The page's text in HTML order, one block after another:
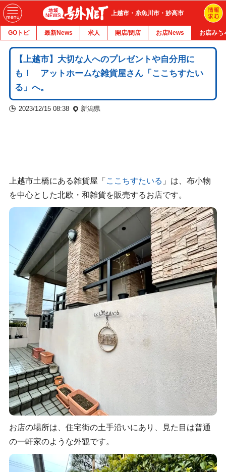
上越市・糸魚川市・妙高市
GOトピ 最新News 求人 開店/閉店 お店News お店みち
【上越市】大切な人へのプレゼントや自分用に
も！ アットホームな雑貨屋さん「ここちすたい
る」へ。
2023/12/15 08:38 新潟県
上越市土橋にある雑貨屋「 ここちすたいる 」は、布小物
を中心とした北欧・和雑貨を販売するお店です。
お店の場所は、住宅街の土手沿いにあり、見た目は普通
の一軒家のような外観です。